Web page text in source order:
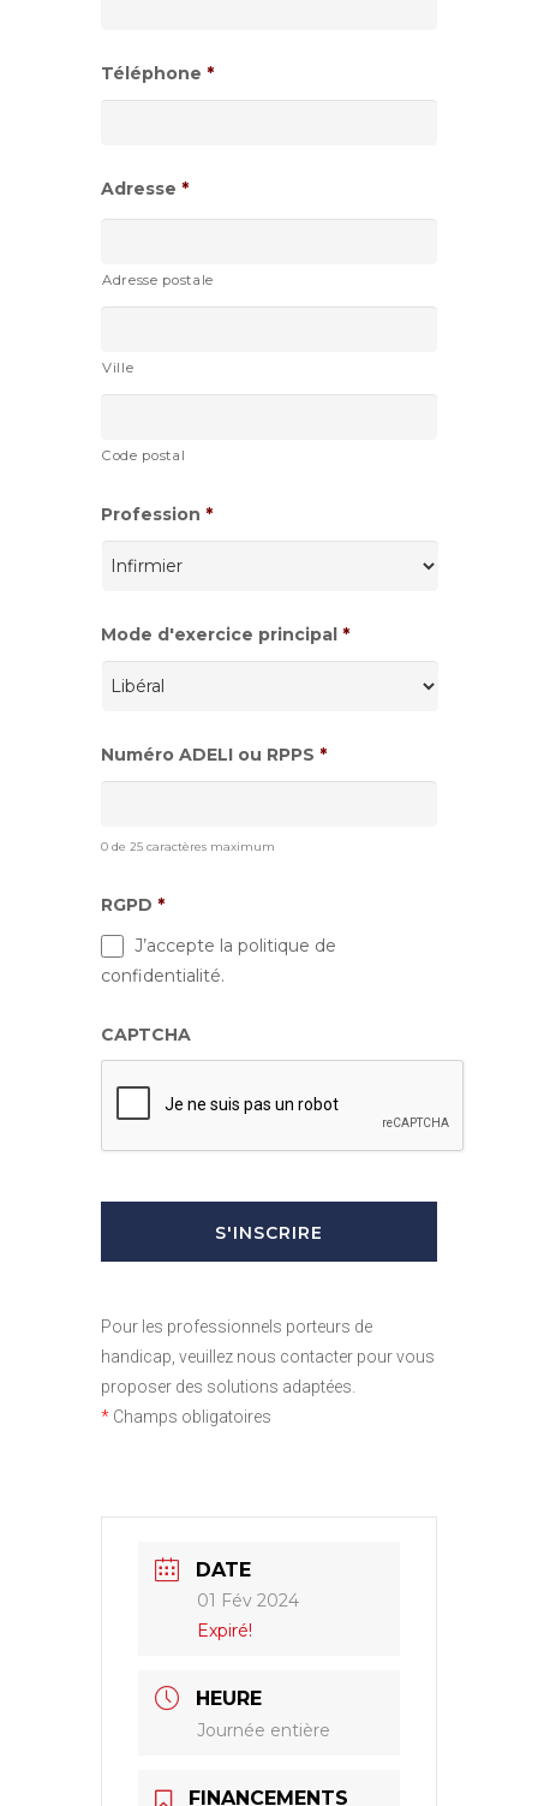
MM
Téléphone *
Adresse *
Adresse postale
Ville
Code postal
Profession *
Mode d'exercice principal *
Numéro ADELI ou RPPS *
0 de 25 caractères maximum
RGPD *
J’accepte la politique de
confidentialité.
CAPTCHA
Pour les professionnels porteurs de
handicap, veuillez nous contacter pour vous
proposer des solutions adaptées.
* Champs obligatoires
DATE
01 Fév 2024
Expiré!
HEURE
Journée entière
FINANCEMENTS